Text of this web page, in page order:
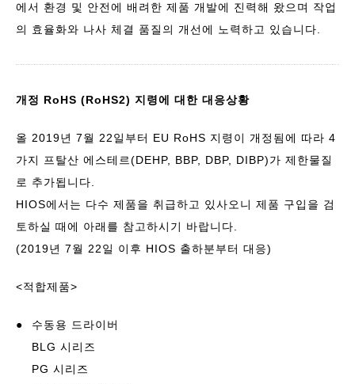
에서 환경 및 안전에 배려한 제품 개발에 진력해 왔으며 작업
의 효율화와 나사 체결 품질의 개선에 노력하고 있습니다.
개정 RoHS (RoHS2) 지령에 대한 대응상황
올 2019년 7월 22일부터 EU RoHS 지령이 개정됨에 따라 4
가지 프탈산 에스테르(DEHP, BBP, DBP, DIBP)가 제한물질
로 추가됩니다.
HIOS에서는 다수 제품을 취급하고 있사오니 제품 구입을 검
토하실 때에 아래를 참고하시기 바랍니다.
(2019년 7월 22일 이후 HIOS 출하분부터 대응)
<적합제품>
●
수동용 드라이버
BLG 시리즈
PG 시리즈